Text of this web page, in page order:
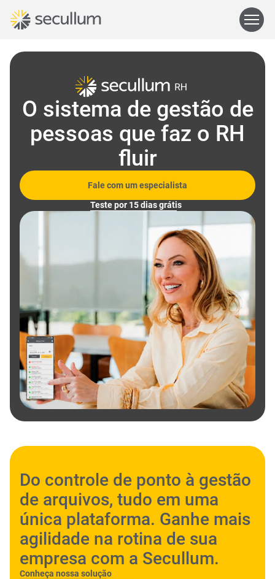
O sistema de gestão de
pessoas que faz o RH
fluir
Fale com um especialista
Teste por 15 dias grátis
Do controle de ponto à gestão
de arquivos, tudo em uma
única plataforma. Ganhe mais
agilidade na rotina de sua
empresa com a Secullum.
Conheça nossa solução